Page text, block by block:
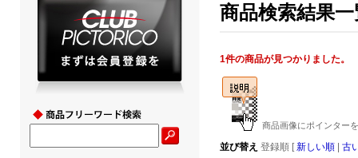
商品検索結果
1件の商品が見つかりました。
商品画像にポインター
並び替え 登録順 [新しい順 古